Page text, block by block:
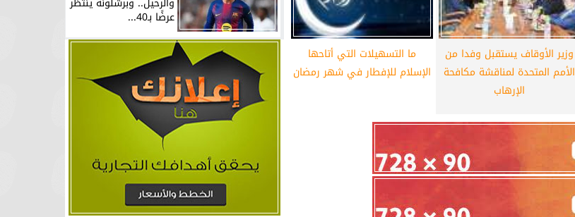
وزير الأوقاف يستقبل وفدا من
الأمم المتحدة لمناقشة مكافحة
الإرهاب
ما التسهيلات التي أتاحها
الإسلام للإفطار في شهر رمضان
عرضًا بـ40...